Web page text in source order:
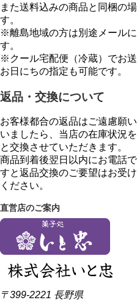
また送料込みの商品と同梱の
す。
※離島地域の方は別途メール
す。
※クール宅配便（冷蔵）でお
お日にちの指定も可能です。
返品・交換について
お客様都合の返品はご遠慮願
いましたら、当店の在庫状況
と交換させていただきます。
商品到着後翌日以内にお電話
すと返品交換のご要望はお受
ください。
直営店のご案内
〒399-2221 長野県